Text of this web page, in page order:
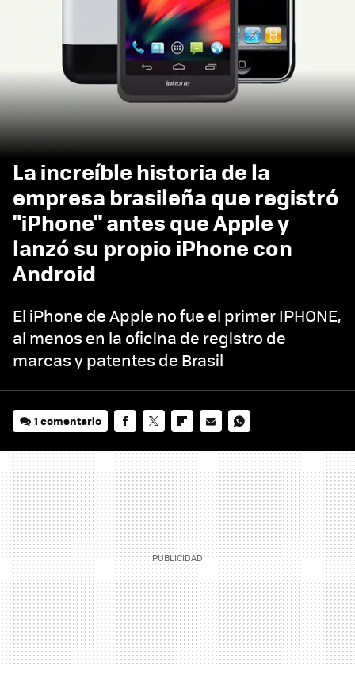
La increíble historia de la
empresa brasileña que registró
"iPhone" antes que Apple y
lanzó su propio iPhone con
Android
El iPhone de Apple no fue el primer IPHONE,
al menos en la oficina de registro de
marcas y patentes de Brasil
1 comentario
MAIL